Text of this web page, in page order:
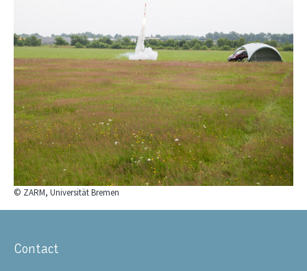
© ZARM, Universität Bremen
Contact